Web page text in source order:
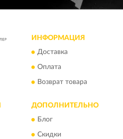
ИНФОРМАЦИЯ
Доставка
Оплата
Возврат товара
ДОПОЛНИТЕЛЬНО
Блог
Скидки